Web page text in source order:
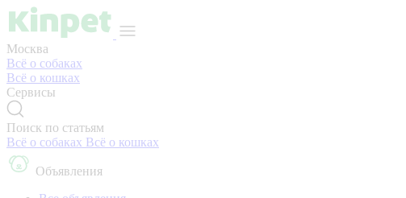
Москва
Всё о собаках
Всё о кошках
Сервисы
Поиск по статьям
Всё о собаках Всё о кошках
Объявления